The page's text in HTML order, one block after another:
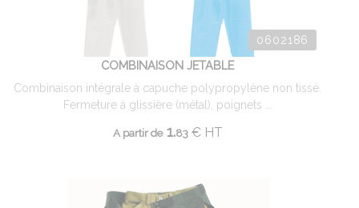
0602186
COMBINAISON JETABLE
Combinaison intégrale à capuche polypropylène non tissé.
Fermeture à glissière (métal), poignets ...
A partir de1.83 €HT